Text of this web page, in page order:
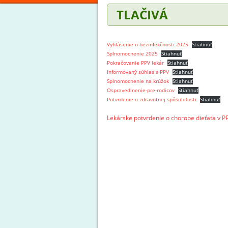
TLAČIVÁ
Vyhlásenie o bezinfekčnosti 2025
Stiahnuť
Splnomocnenie 2025
Stiahnuť
Pokračovanie PPV lekár Stiahnuť
Informovaný súhlas s PPV Stiahnuť
Splnomocnenie na krúžok Stiahnuť
Ospravedlnenie-pre-rodicov Stiahnuť
Potvrdenie o zdravotnej spôsobilosti
Stiahnuť
Lekárske potvrdenie o chorobe dieťaťa v